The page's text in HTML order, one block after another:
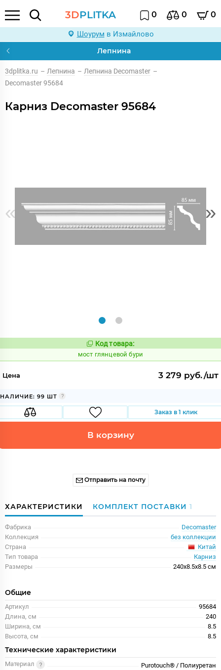
3DPLITKA 0 0 0
Шоурум в Измайлово
Лепнина
3dplitka.ru – Лепнина – Лепнина Decomaster –
Decomaster 95684
Карниз Decomaster 95684
« »
Код:
1017880
Код товара:
мост глянцевой бури
Цена 3 279 руб./шт
НАЛИЧИЕ: 99 ШТ
Заказ в 1 клик
В корзину
Отправить на почту
ХАРАКТЕРИСТИКИ КОМПЛЕКТ ПОСТАВКИ 1
Фабрика
Decomaster
Коллекция
без коллекции
Страна
Китай
Тип товара
Карниз
Размеры
240x8.5x8.5 см
Общие
Артикул
95684
Длина, см
240
Ширина, см
8.5
Высота, см
8.5
Технические характеристики
Материал Purotouch® / Полиуретан